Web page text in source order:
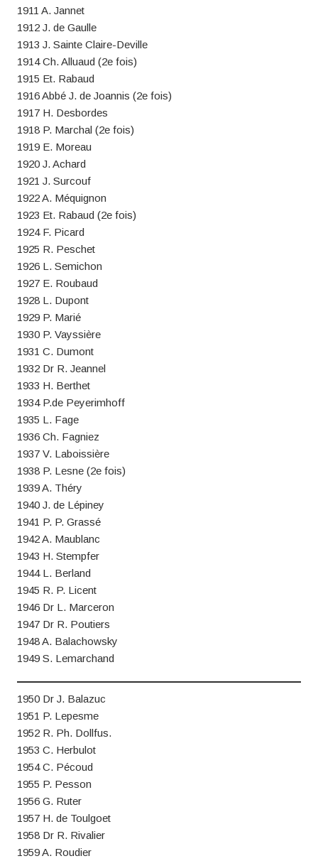
1911 A. Jannet
1912 J. de Gaulle
1913 J. Sainte Claire-Deville
1914 Ch. Alluaud (2e fois)
1915 Et. Rabaud
1916 Abbé J. de Joannis (2e fois)
1917 H. Desbordes
1918 P. Marchal (2e fois)
1919 E. Moreau
1920 J. Achard
1921 J. Surcouf
1922 A. Méquignon
1923 Et. Rabaud (2e fois)
1924 F. Picard
1925 R. Peschet
1926 L. Semichon
1927 E. Roubaud
1928 L. Dupont
1929 P. Marié
1930 P. Vayssière
1931 C. Dumont
1932 Dr R. Jeannel
1933 H. Berthet
1934 P.de Peyerimhoff
1935 L. Fage
1936 Ch. Fagniez
1937 V. Laboissière
1938 P. Lesne (2e fois)
1939 A. Théry
1940 J. de Lépiney
1941 P. P. Grassé
1942 A. Maublanc
1943 H. Stempfer
1944 L. Berland
1945 R. P. Licent
1946 Dr L. Marceron
1947 Dr R. Poutiers
1948 A. Balachowsky
1949 S. Lemarchand
1950 Dr J. Balazuc
1951 P. Lepesme
1952 R. Ph. Dollfus.
1953 C. Herbulot
1954 C. Pécoud
1955 P. Pesson
1956 G. Ruter
1957 H. de Toulgoet
1958 Dr R. Rivalier
1959 A. Roudier